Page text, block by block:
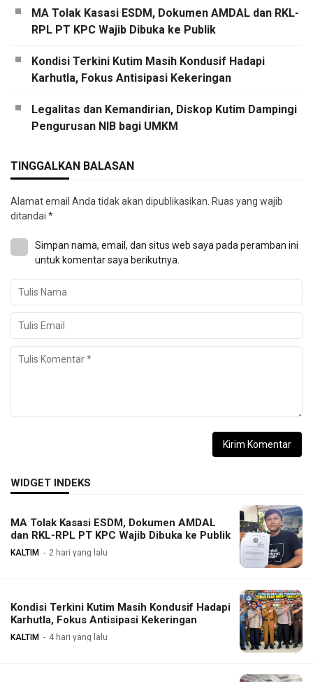
MA Tolak Kasasi ESDM, Dokumen AMDAL dan RKL-
RPL PT KPC Wajib Dibuka ke Publik
Kondisi Terkini Kutim Masih Kondusif Hadapi
Karhutla, Fokus Antisipasi Kekeringan
Legalitas dan Kemandirian, Diskop Kutim Dampingi
Pengurusan NIB bagi UMKM
TINGGALKAN BALASAN
Alamat email Anda tidak akan dipublikasikan. Ruas yang wajib
ditandai *
Simpan nama, email, dan situs web saya pada peramban ini
untuk komentar saya berikutnya.
WIDGET INDEKS
MA Tolak Kasasi ESDM, Dokumen AMDAL
dan RKL-RPL PT KPC Wajib Dibuka ke Publik
KALTIM 2 hari yang lalu
Kondisi Terkini Kutim Masih Kondusif Hadapi
Karhutla, Fokus Antisipasi Kekeringan
KALTIM 4 hari yang lalu